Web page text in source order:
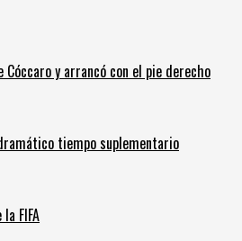
Cóccaro y arrancó con el pie derecho
tiempo suplementario
FIFA